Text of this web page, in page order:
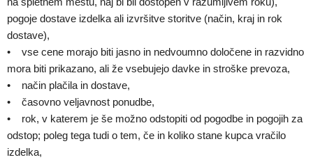
pogoje dostave izdelka ali izvršitve storitve (način, kraj in rok
dostave),
• vse cene morajo biti jasno in nedvoumno določene in razvidno
mora biti prikazano, ali že vsebujejo davke in stroške prevoza,
• način plačila in dostave,
• časovno veljavnost ponudbe,
• rok, v katerem je še možno odstopiti od pogodbe in pogojih za
odstop; poleg tega tudi o tem, če in koliko stane kupca vračilo
izdelka,